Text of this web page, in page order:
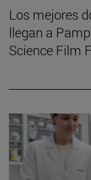
Los mejores
llegan a
Science Film